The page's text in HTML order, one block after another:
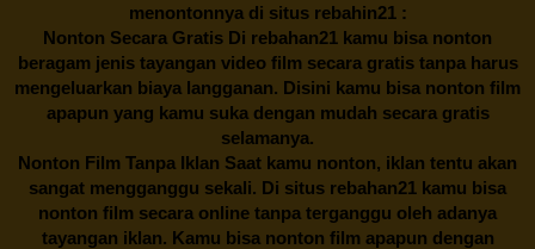
menontonnya di situs rebahin21 :
Nonton Secara Gratis Di rebahan21 kamu bisa nonton
beragam jenis tayangan video film secara gratis tanpa harus
mengeluarkan biaya langganan. Disini kamu bisa nonton film
apapun yang kamu suka dengan mudah secara gratis
selamanya.
Nonton Film Tanpa Iklan Saat kamu nonton, iklan tentu akan
sangat mengganggu sekali. Di situs rebahan21 kamu bisa
nonton film secara online tanpa terganggu oleh adanya
tayangan iklan. Kamu bisa nonton film apapun dengan